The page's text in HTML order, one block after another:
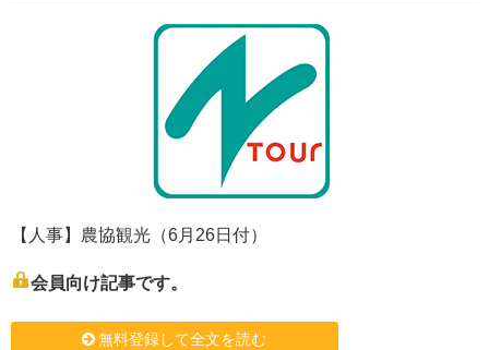
【人事】農協観光（6月26日付）
会員向け記事です。
無料登録して全文を読む